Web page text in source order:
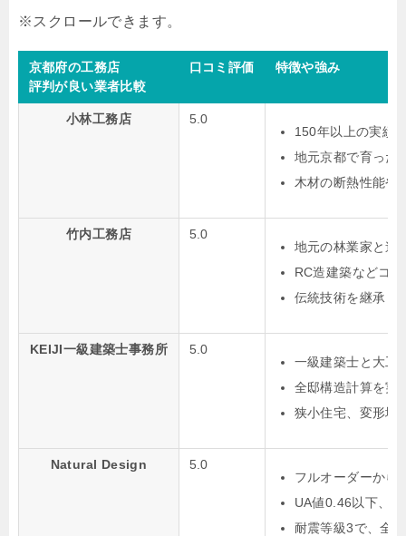
京都府の工務店
評判が良い業者比較
口コミ評価 特徴や強み
小林工務店
5.0
150年以上の実績
地元京都で育った
木材の断熱性能や
竹内工務店
5.0
地元の林業家と連
RC造建築などコ
伝統技術を継承し
KEIJI一級建築士事務所
5.0
一級建築士と大工
全邸構造計算を実
狭小住宅、変形地
Natural Design
5.0
フルオーダーから
UA値0.46以下、C
耐震等級3で、全